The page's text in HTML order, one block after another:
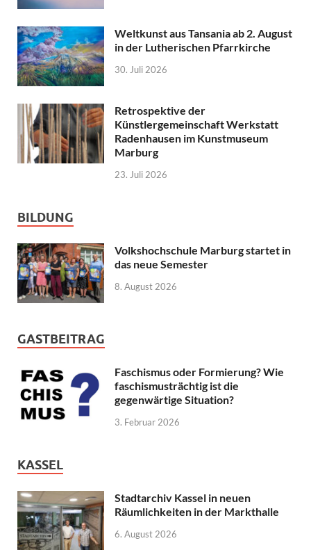
Weltkunst aus Tansania ab 2. August
in der Lutherischen Pfarrkirche
30. Juli 2026
Retrospektive der
Künstlergemeinschaft Werkstatt
Radenhausen im Kunstmuseum
Marburg
23. Juli 2026
BILDUNG
Volkshochschule Marburg startet in
das neue Semester
8. August 2026
GASTBEITRAG
Faschismus oder Formierung? Wie
faschismusträchtig ist die
gegenwärtige Situation?
3. Februar 2026
KASSEL
Stadtarchiv Kassel in neuen
Räumlichkeiten in der Markthalle
6. August 2026